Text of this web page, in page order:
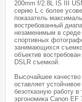
200mm f/2.8L IS III
серию L с более
показатель
востребованный
незаменимым в среде
спортивных
занимающихся
объектив
DSLR съемкой.
Высочайшее
оставляет
безотказную работу
эргономика Canon